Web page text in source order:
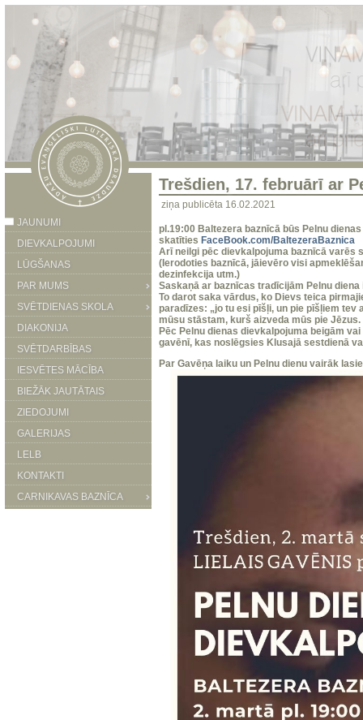
JAUNUMI
DIEVKALPOJUMI
LŪGŠANAS
PAR MUMS
SVĒTDIENAS SKOLA
DIAKONIJA
SVĒTDARBĪBAS
IESVĒTES MĀCĪBA
BIEŽĀK JAUTĀTAIS
ZIEDOJUMI
GALERIJAS
LELB
KONTAKTI
CARNIKAVAS BAZNĪCA
Trešdien, 17. februārī ar
ziņa publicēta 16.02.2021
pl.19:00 Baltezera baznīcā būs Pelnu
skatīties FaceBook.com/BaltezeraBaznica
Arī neilgi pēc dievkalpojuma baznīcā varēs
(Ierodoties baznīcā, jāievēro visi
dezinfekcija utm.)
Saskaņā ar baznīcas tradīcijām Pelnu
To darot saka vārdus, ko Dievs teica
paradīzes: „jo tu esi pīšļi, un pie pīšļiem tev
mūsu stāstam, kurš aizveda mūs pie
Pēc Pelnu dienas dievkalpojuma beigām
gavēnī, kas noslēgsies Klusajā sestdienā
Par Gavēņa laiku un Pelnu dienu vairāk